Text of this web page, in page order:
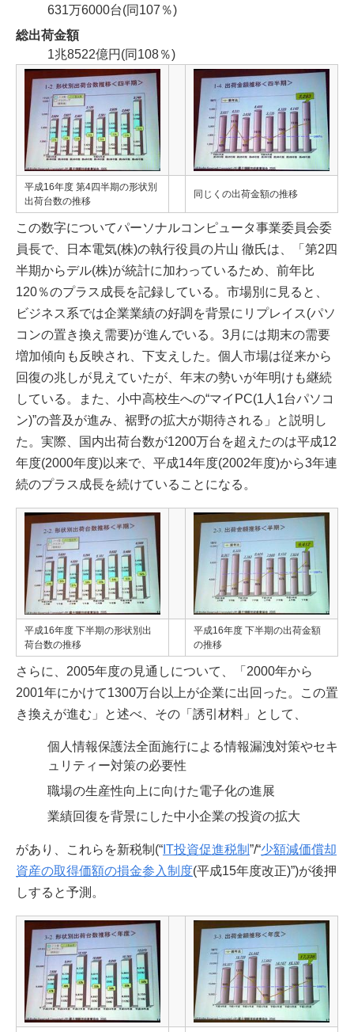
631万6000台(同107％)
総出荷金額
1兆8522億円(同108％)
平成16年度 第4四半期の形状別
出荷台数の推移
同じくの出荷金額の推移
この数字についてパーソナルコンピュータ事業委員会委
員長で、日本電気(株)の執行役員の片山 徹氏は、「第2四
半期からデル(株)が統計に加わっているため、前年比
120％のプラス成長を記録している。市場別に見ると、
ビジネス系では企業業績の好調を背景にリプレイス(パソ
コンの置き換え需要)が進んでいる。3月には期末の需要
増加傾向も反映され、下支えした。個人市場は従来から
回復の兆しが見えていたが、年末の勢いが年明けも継続
している。また、小中高校生への“マイPC(1人1台パソコ
ン)”の普及が進み、裾野の拡大が期待される」と説明し
た。実際、国内出荷台数が1200万台を超えたのは平成12
年度(2000年度)以来で、平成14年度(2002年度)から3年連
続のプラス成長を続けていることになる。
平成16年度 下半期の形状別出
荷台数の推移
平成16年度 下半期の出荷金額
の推移
さらに、2005年度の見通しについて、「2000年から
2001年にかけて1300万台以上が企業に出回った。この置
き換えが進む」と述べ、その「誘引材料」として、
個人情報保護法全面施行による情報漏洩対策やセキ
ュリティー対策の必要性
職場の生産性向上に向けた電子化の進展
業績回復を背景にした中小企業の投資の拡大
があり、これらを新税制(“ IT投資促進税制 ”/“少額減価償却
資産の取得価額の損金参入制度(平成15年度改正)”)が後押
しすると予測。